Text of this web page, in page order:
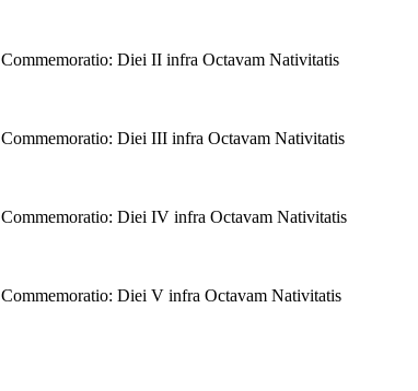
Commemoratio: Diei II infra Octavam Nativitatis
Commemoratio: Diei III infra Octavam Nativitatis
Commemoratio: Diei IV infra Octavam Nativitatis
Commemoratio: Diei V infra Octavam Nativitatis